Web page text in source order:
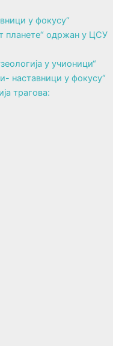
у фокусу“
планете“ одржан у ЦСУ
у учионици“
наставници у фокусу“
трагова: